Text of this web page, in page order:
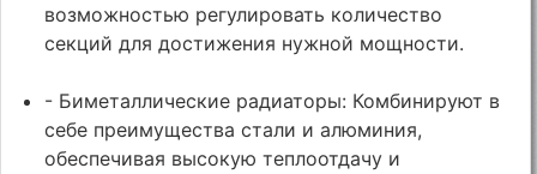
возможностью регулировать количество
секций для достижения нужной мощности.
- Биметаллические радиаторы: Комбинируют в
себе преимущества стали и алюминия,
обеспечивая высокую теплоотдачу и